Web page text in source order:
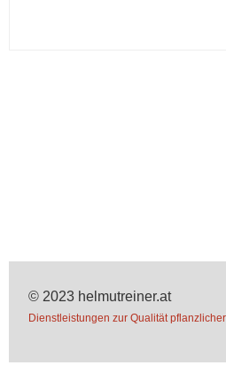
© 2023 helmutreiner.at
Dienstleistungen zur Qualität